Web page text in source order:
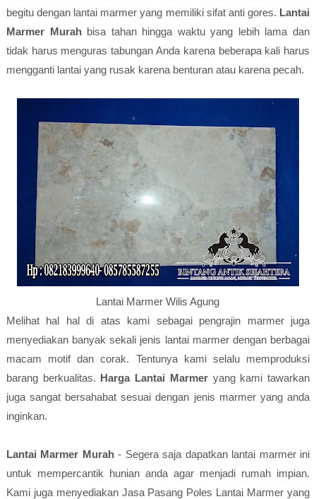
begitu dengan lantai marmer yang memiliki sifat anti gores. Lantai
Marmer Murahbisa tahan hingga waktu yang lebih lama dan
tidak harus menguras tabungan Anda karena beberapa kali harus
mengganti lantai yang rusak karena benturan atau karena pecah.
Lantai Marmer Wilis Agung
Melihat hal hal di atas kami sebagai pengrajin marmer juga
menyediakan banyak sekali jenis lantai marmer dengan berbagai
macam motif dan corak. Tentunya kami selalu memproduksi
barang berkualitas. Harga Lantai Marmeryang kami tawarkan
juga sangat bersahabat sesuai dengan jenis marmer yang anda
inginkan.
Lantai Marmer Murah- Segera saja dapatkan lantai marmer ini
untuk mempercantik hunian anda agar menjadi rumah impian.
Kami juga menyediakan Jasa Pasang Poles Lantai Marmer yang